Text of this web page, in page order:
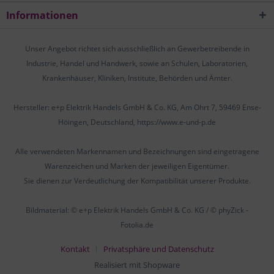
Informationen
Unser Angebot richtet sich ausschließlich an Gewerbetreibende in
Industrie, Handel und Handwerk, sowie an Schulen, Laboratorien,
Krankenhäuser, Kliniken, Institute, Behörden und Ämter.
Hersteller: e+p Elektrik Handels GmbH & Co. KG, Am Ohrt 7, 59469 Ense-
Höingen, Deutschland, https://www.e-und-p.de
Alle verwendeten Markennamen und Bezeichnungen sind eingetragene
Warenzeichen und Marken der jeweiligen Eigentümer.
Sie dienen zur Verdeutlichung der Kompatibilität unserer Produkte.
Bildmaterial: © e+p Elektrik Handels GmbH & Co. KG / © phyZick -
Fotolia.de
Kontakt
Privatsphäre und Datenschutz
Realisiert mit Shopware